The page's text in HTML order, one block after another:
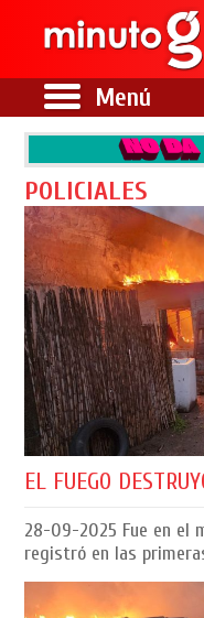
Menú
POLICIALES
EL FUEGO
28-09-2025 Fue en el
registró en las